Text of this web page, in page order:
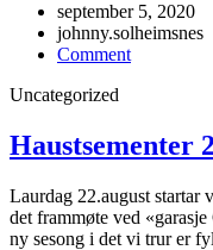
september 5, 2020
johnny.solheimsnes
Commenton
19.sept
Uncategorized
Haustsementer
Laurdag 22.august startar
det frammøte ved
ny sesong i det vi trur er